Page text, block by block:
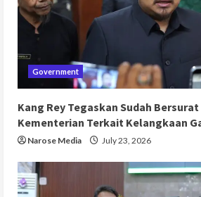
Government
Kang Rey Tegaskan Sudah
Kementerian Terkait Kelangkaan
Narose Media July 23, 2026